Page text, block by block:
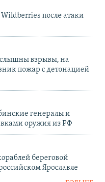
после атаки
взрывы, на
пожар с детонацией
генералы и
оружия из РФ
береговой
Ярославле